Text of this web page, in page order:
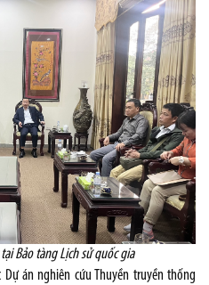
Bảo tàng Lịch sử quốc gia
án nghiên cứu Thuyền truyền thống